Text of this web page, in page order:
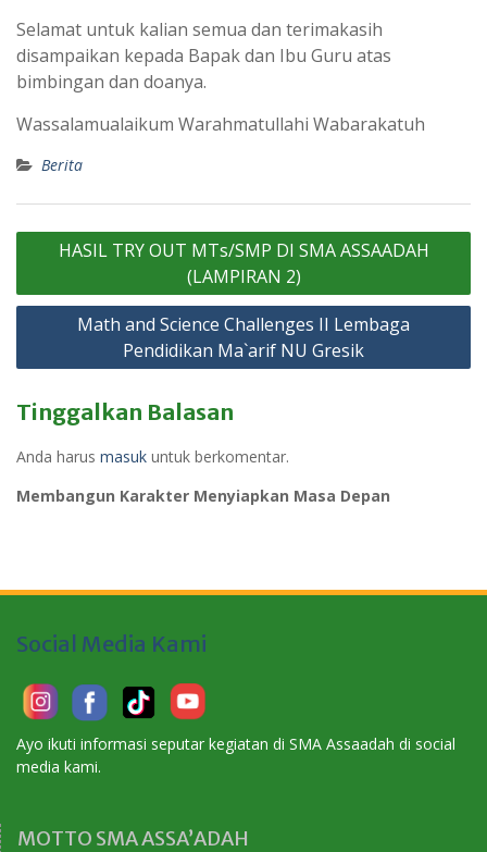
Selamat untuk kalian semua dan terimakasih
disampaikan kepada Bapak dan Ibu Guru atas
bimbingan dan doanya.
Wassalamualaikum Warahmatullahi Wabarakatuh
Berita
Navigasi
HASIL TRY OUT MTs/SMP DI SMA ASSAADAH
(LAMPIRAN 2)
Math and Science Challenges II Lembaga
Pendidikan Ma`arif NU Gresik
Tinggalkan Balasan
Anda harus masuk untuk berkomentar.
Membangun Karakter Menyiapkan Masa Depan
Social Media Kami
Ayo ikuti informasi seputar kegiatan di SMA Assaadah di social
media kami.
MOTTO SMA ASSA’ADAH